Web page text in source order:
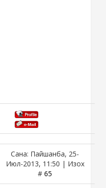
Сана: Пайшанба, 25-
Июл-2013, 11:50 | Изох
# 65